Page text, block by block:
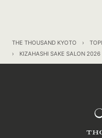
THE THOUSAND KYOTO
KIZAHASHI SAKE SALON 2026